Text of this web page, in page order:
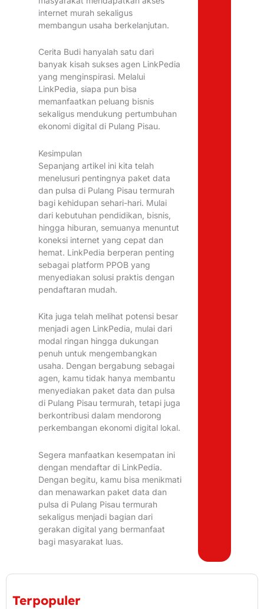
internet murah sekaligus
membangun usaha berkelanjutan.
Cerita Budi hanyalah satu dari
banyak kisah sukses agen LinkPedia
yang menginspirasi. Melalui
LinkPedia, siapa pun bisa
memanfaatkan peluang bisnis
sekaligus mendukung pertumbuhan
ekonomi digital di Pulang Pisau.
Kesimpulan
Sepanjang artikel ini kita telah
menelusuri pentingnya paket data
dan pulsa di Pulang Pisau termurah
bagi kehidupan sehari-hari. Mulai
dari kebutuhan pendidikan, bisnis,
hingga hiburan, semuanya menuntut
koneksi internet yang cepat dan
hemat. LinkPedia berperan penting
sebagai platform PPOB yang
menyediakan solusi praktis dengan
pendaftaran mudah.
Kita juga telah melihat potensi besar
menjadi agen LinkPedia, mulai dari
modal ringan hingga dukungan
penuh untuk mengembangkan
usaha. Dengan bergabung sebagai
agen, kamu tidak hanya membantu
menyediakan paket data dan pulsa
di Pulang Pisau termurah, tetapi juga
berkontribusi dalam mendorong
perkembangan ekonomi digital lokal.
Segera manfaatkan kesempatan ini
dengan mendaftar di LinkPedia.
Dengan begitu, kamu bisa menikmati
dan menawarkan paket data dan
pulsa di Pulang Pisau termurah
sekaligus menjadi bagian dari
gerakan digital yang bermanfaat
bagi masyarakat luas.
Terpopuler